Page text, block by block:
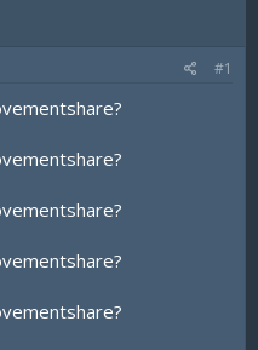
#1